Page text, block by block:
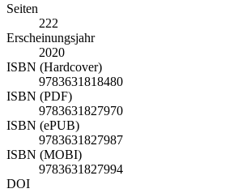
Seiten
222
Erscheinungsjahr
2020
ISBN (Hardcover)
9783631818480
ISBN (PDF)
9783631827970
ISBN (ePUB)
9783631827987
ISBN (MOBI)
9783631827994
DOI